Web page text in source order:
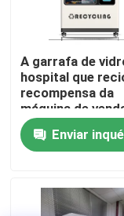
Controle de
Contacte-nos
Solicite um
Máquina de
A garrafa de
hospital que
recompensa da
máquina de
automática
resgata o
presente/
Enviar